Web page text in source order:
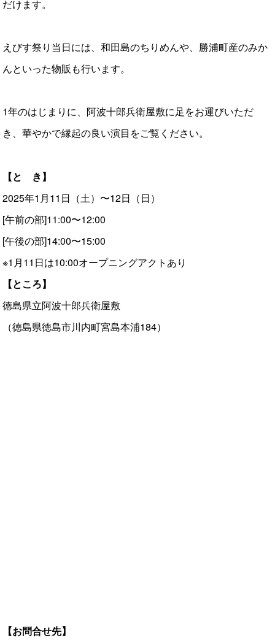
だけます。
えびす祭り当日には、和田島のちりめんや、勝浦町産のみか
んといった物販も行います。
1年のはじまりに、阿波十郎兵衛屋敷に足をお運びいただ
き、華やかで縁起の良い演目をご覧ください。
【と き】
2025年1月11日（土）〜12日（日）
[午前の部]11:00〜12:00
[午後の部]14:00〜15:00
※1月11日は10:00オープニングアクトあり
【ところ】
徳島県立阿波十郎兵衛屋敷
（徳島県徳島市川内町宮島本浦184）
【お問合せ先】